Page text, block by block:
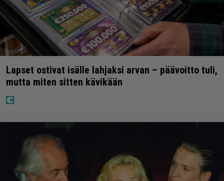
Lapset ostivat isälle lahjaksi arvan – päävoitto tuli,
mutta miten sitten kävikään